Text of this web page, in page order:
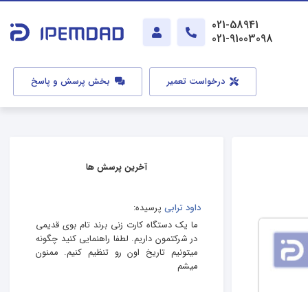
021-58941
021-91003098
درخواست تعمیر بخش پرسش و پاسخ
آخرین پرسش ها
داود ترابی پرسیده:
ما یک دستگاه کارت زنی برند تام بوی قدیمی
در شرکتمون داریم. لطفا راهنمایی کنید چگونه
میتونیم تاریخ اون رو تنظیم کنیم. ممنون
میشم